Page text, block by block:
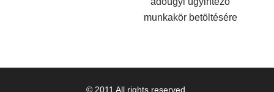
munkakör betöltésére
© 2011 All rights reserved.